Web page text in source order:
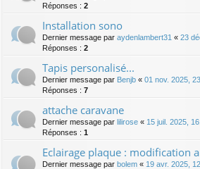
Réponses : 2
Installation sono
Dernier message par aydenlambert31 « 23
Réponses : 2
Tapis personalisé...
Dernier message par Benjb « 01 nov. 2025,
Réponses : 7
attache caravane
Dernier message par lilirose « 15 juil. 2025,
Réponses : 1
Eclairage plaque : modification
Dernier message par bolem « 19 avr. 2025,